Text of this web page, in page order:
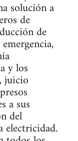
solución a
de
de
y los
juicio
a sus
del
electricidad.